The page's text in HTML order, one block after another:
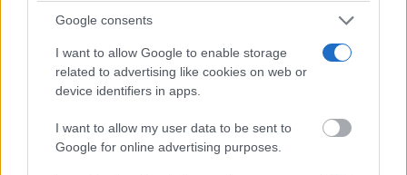
Google consents
I want to allow Google to enable storage
related to advertising like cookies on web or
device identifiers in apps.
I want to allow my user data to be sent to
Google for online advertising purposes.
otra de las entidades que tiene firmado con el
Instituto de la Mujer de Castilla-La Mancha el
convenio por una sociedad libre de violencia de
Y, por último, en Ciudad Real, el Gobierno regional